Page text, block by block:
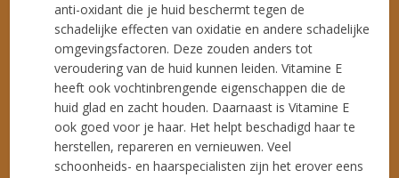
anti-oxidant die je huid beschermt tegen de
schadelijke effecten van oxidatie en andere schadelijke
omgevingsfactoren. Deze zouden anders tot
veroudering van de huid kunnen leiden. Vitamine E
heeft ook vochtinbrengende eigenschappen die de
huid glad en zacht houden. Daarnaast is Vitamine E
ook goed voor je haar. Het helpt beschadigd haar te
herstellen, repareren en vernieuwen. Veel
schoonheids- en haarspecialisten zijn het erover eens